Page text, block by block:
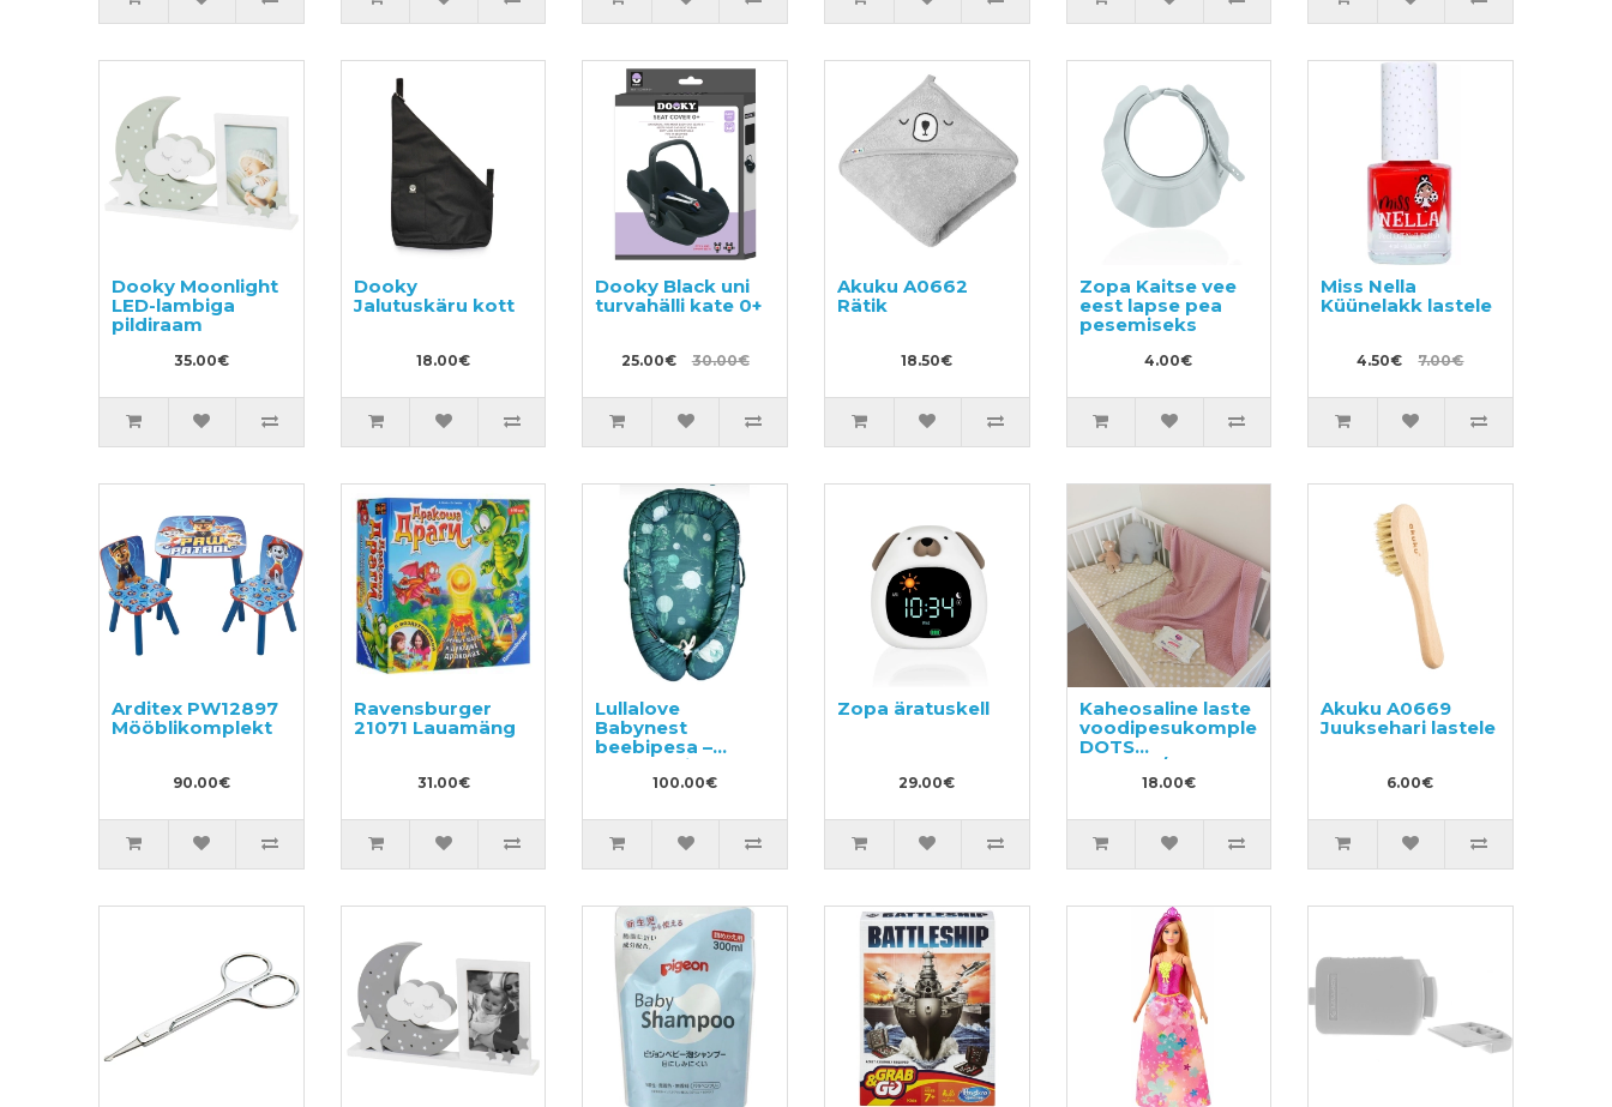
Dooky Moonlight
LED-lambiga
pildiraam
35.00€
Dooky
Jalutuskäru kott
18.00€
Dooky Black uni
turvahälli kate 0+
25.00€ 30.00€
Akuku A0662
Rätik
18.50€
Zopa Kaitse vee
eest lapse pea
pesemiseks
4.00€
Miss Nella
Küünelakk lastele
4.50€ 7.00€
Arditex PW12897
Mööblikomplekt
90.00€
Ravensburger
21071 Lauamäng
31.00€
Lullalove
Babynest
beebipesa –
vastsündinu
kookon100.00€
Zopa äratuskell
29.00€
Kaheosaline laste
voodipesukomplekt,
DOTS
100x140/40x60cm
18.00€
Akuku A0669
Juuksehari lastele
6.00€